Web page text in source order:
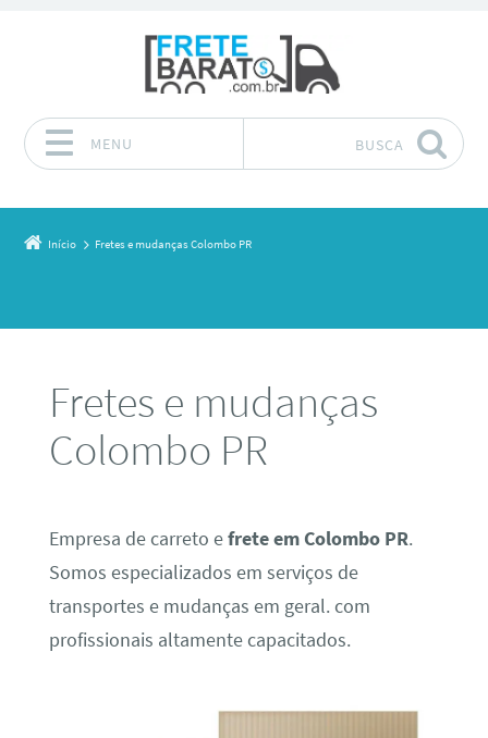
MENU BUSCA
Início Fretes e mudanças Colombo PR
Fretes e mudanças
Colombo PR
Empresa de carreto efrete em Colombo PR.
Somos especializados em serviços de
transportes e mudanças em geral. com
profissionais altamente capacitados.